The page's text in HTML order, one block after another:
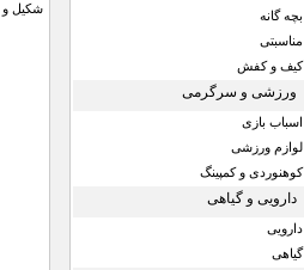
بچه گانه
مناسبتی
کیف و کفش
ورزشی و سرگرمی
اسباب بازی
لوازم ورزشی
کوهنوردی و کمپینگ
دارویی و گیاهی
دارویی
گیاهی
شکیل و 1 سال گارانتی تعویض می باشد.